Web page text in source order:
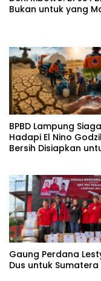
Bukan untuk yang
BPBD Lampung Siaga
Hadapi El Nino
Bersih Disiapkan
Gaung Perdana
Dus untuk Sumatera